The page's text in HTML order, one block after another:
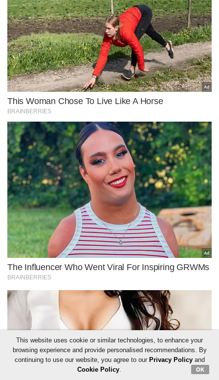
This website uses cookie or similar technologies, to enhance your
browsing experience and provide personalised recommendations. By
continuing to use our website, you agree to our Privacy Policyand
Cookie Policy. OK